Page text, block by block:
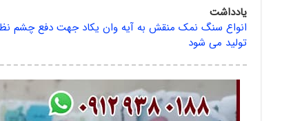
یادداشت
انواع سنگ نمک منقش به آیه وان یکاد جهت دفع چشم نظر
تولید می شود